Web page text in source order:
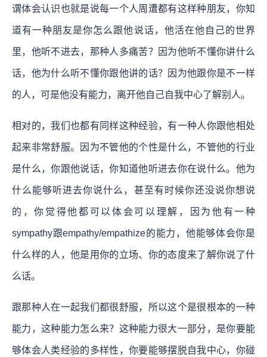
谓体会认识也就是说每一个人周遭都有这样种朋友，你知
道有一种朋友是你怎么跟他说话，他活在他自己的世界
里，他听不进去，那种人多痛苦？因为他听不懂你讲什么
话，他为什么听不懂你跟他讲的话？因为他跟你是不一样
的人，可是他没有能力，离开他自己自我中心了解别人。
相对的，我们也都有同样这种经验，有一种人你跟他相处
起来非常舒服。因为不管他的个性是什么，不管他的行业
是什么，你跟他说话，你知道他听进去你在说什么。他为
什么能够听进去你说什么，甚至有时候你还没说你想说
的，你觉得他都可以体会可以理解，因为他有一种
sympathy跟empathy/empathize的能力，他能够体会你是
什么样的人，他是用你的立场、你的态度来了解你说了什
么话。
跟那种人在一起我们都很舒服，所以这个是很根本的一种
能力，这种能力怎么来？这种能力很大一部分，是你要能
够体会人类经验的多样性，你要能够摆脱自我中心，你碰